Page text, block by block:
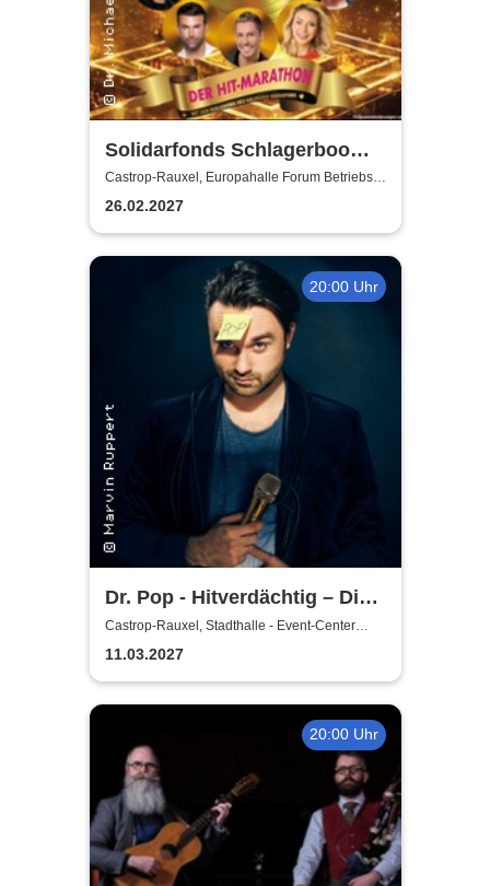
Solidarfonds Schlagerboom
2027
Castrop-Rauxel, Europahalle Forum Betriebs-
GmbH
26.02.2027
20:00 Uhr
Dr. Pop - Hitverdächtig – Die
Musik-Comedy-Stand-up-
Show! - (ständig aktualisiert)
Castrop-Rauxel, Stadthalle - Event-Center
Castrop-Rauxel
11.03.2027
20:00 Uhr